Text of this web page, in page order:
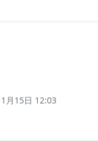
月15日 12:03